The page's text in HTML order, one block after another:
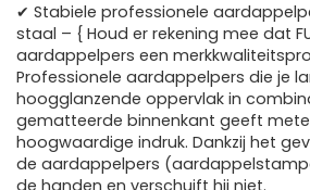
✔ Stabiele professionele
staal – { Houd er rekening mee dat
aardappelpers een
Professionele aardappelpers die je
hoogglanzende oppervlak in
gematteerde binnenkant geeft
hoogwaardige indruk. Dankzij het
de aardappelpers